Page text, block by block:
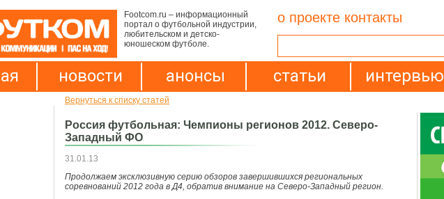
Footcom.ru – информационный
портал о футбольной индустрии,
любительском и детско-
юношеском футболе.
о проекте контакты
новости анонсы статьи интервью
Вернуться к списку статей
Россия футбольная: Чемпионы регионов 2012. Северо-
Западный ФО
31.01.13
Продолжаем эксклюзивную серию обзоров завершившихся региональных
соревнований 2012 года в Д4, обратив внимание на Северо-Западный регион.